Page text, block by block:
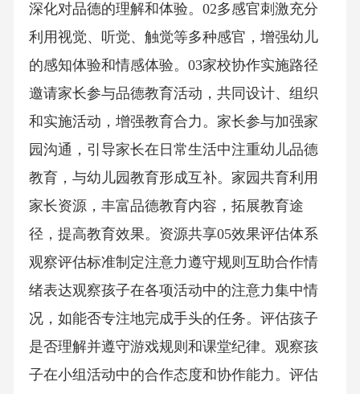
深化对品德的理解和体验。02多感官刺激充分
利用视觉、听觉、触觉等多种感官，增强幼儿
的感知体验和情感体验。03家校协作实施路径
邀请家长参与品德教育活动，共同设计、组织
和实施活动，增强教育合力。家长参与加强家
园沟通，引导家长在日常生活中注重幼儿品德
教育，与幼儿园教育形成互补。家园共育利用
家长资源，丰富品德教育内容，拓展教育途
径，提高教育效果。资源共享05效果评估体系
观察评估标准制定注意力遵守规则互助合作情
绪表达观察孩子在各项活动中的注意力集中情
况，如能否专注地完成手头的任务。评估孩子
是否理解并遵守游戏规则和课堂纪律。观察孩
子在小组活动中的合作态度和协作能力。评估